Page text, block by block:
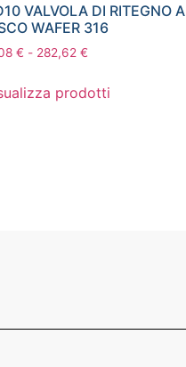
VALVOLA DI RITEGNO A
WAFER 316
€ - 282,62 €
prodotti